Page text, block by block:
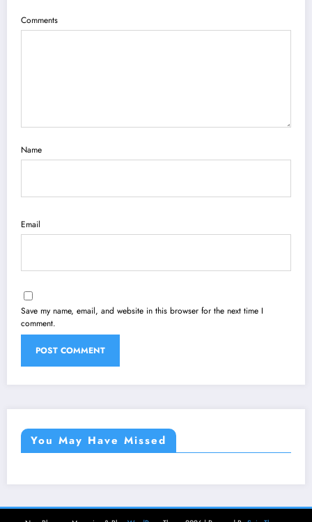
Comments
Name
Email
Save my name, email, and website in this browser for the next time I
comment.
You May Have Missed